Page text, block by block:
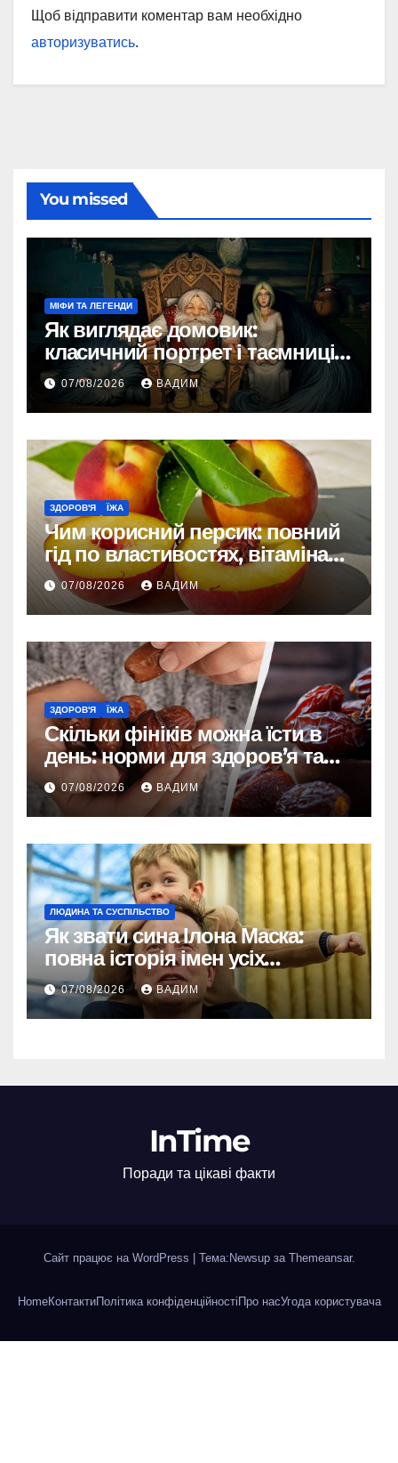
Щоб відправити коментар вам необхідно
авторизуватись.
You missed
МІФИ ТА ЛЕГЕНДИ
Як виглядає домовик:
класичний портрет і таємниці
зовнішності
07/08/2026 ВАДИМ
ЗДОРОВ'Я ЇЖА
Чим корисний персик: повний
гід по властивостях, вітамінах і
впливі на організм
07/08/2026 ВАДИМ
ЗДОРОВ'Я ЇЖА
Скільки фініків можна їсти в
день: норми для здоров’я та
енергії
07/08/2026 ВАДИМ
ЛЮДИНА ТА СУСПІЛЬСТВО
Як звати сина Ілона Маска:
повна історія імен усіх
хлопчиків мільярдера
07/08/2026 ВАДИМ
InTime
Поради та цікаві факти
Сайт працює на WordPress Тема:Newsup за Themeansar.
HomeКонтактиПолітика конфіденційності Про насУгода користувача